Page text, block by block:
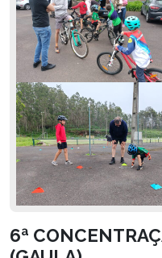
6ª